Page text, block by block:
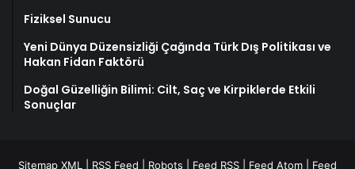
Fiziksel Sunucu
Yeni Dünya Düzensizliği Çağında Türk Dış Politikası ve
Hakan Fidan Faktörü
Doğal Güzelliğin Bilimi: Cilt, Saç ve Kirpiklerde Etkili
Sonuçlar
Sitemap XML RSS Feed Robots Feed RSS Feed Atom Feed